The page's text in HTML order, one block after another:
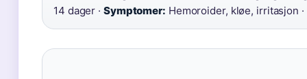
14 dager · Symptomer: Hemoroider, kløe, irritasjon ·